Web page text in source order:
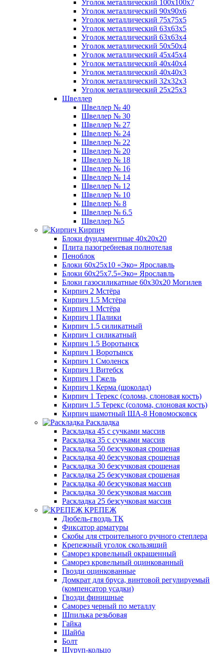
Уголок металлический 100х100х7
Уголок металлический 90х90х6
Уголок металлический 75х75х5
Уголок металлический 63х63х5
Уголок металлический 63х63х4
Уголок металлический 50х50х4
Уголок металлический 45х45х4
Уголок металлический 40х40х4
Уголок металлический 40х40х3
Уголок металлический 32х32х3
Уголок металлический 25х25х3
Швеллер
Швеллер № 40
Швеллер № 30
Швеллер № 27
Швеллер № 24
Швеллер № 22
Швеллер № 20
Швеллер № 18
Швеллер № 16
Швеллер № 14
Швеллер № 12
Швеллер № 10
Швеллер № 8
Швеллер № 6.5
Швеллер №5
Кирпич
Блоки фундаментные 40х20х20
Плита пазогребневая полнотелая
Пеноблок
Блоки 60х25х10 «Эко» Ярославль
Блоки 60х25х7.5«Эко» Ярославль
Блоки газосиликатные 60х30х20 Могилев
Кирпич 2 Мстёра
Кирпич 1.5 Мстёра
Кирпич 1 Мстёра
Кирпич 1 Палики
Кирпич 1.5 силикатный
Кирпич 1 силикатный
Кирпич 1.5 Воротынск
Кирпич 1 Воротынск
Кирпич 1 Смоленск
Кирпич 1 Витебск
Кирпич 1 Гжель
Кирпич 1 Керма (шоколад)
Кирпич 1 Терекс (солома, слоновая кость)
Кирпич 1.5 Терекс (солома, слоновая кость)
Кирпич шамотный ША-8 Новомосковск
Раскладка
Раскладка 45 с сучками массив
Раскладка 35 с сучками массив
Раскладка 50 безсучковая срощеная
Раскладка 40 безсучковая срощеная
Раскладка 30 безсучковая срощеная
Раскладка 25 безсучковая срощеная
Раскладка 40 безсучковая массив
Раскладка 30 безсучковая массив
Раскладка 25 безсучковая массив
КРЕПЕЖ
Дюбель-гвоздь ТК
Фиксатор арматуры
Скобы для строительного ручного степлера
Крепежный уголок скользящий
Саморез кровельный окрашенный
Саморез кровельный оцинкованный
Гвозди оцинкованные
Домкрат для бруса, винтовой регулируемый
(компенсатор усадки)
Гвозди финишные
Саморез черный по металлу
Шпилька резьбовая
Гайка
Шайба
Болт
Шуруп-кольцо